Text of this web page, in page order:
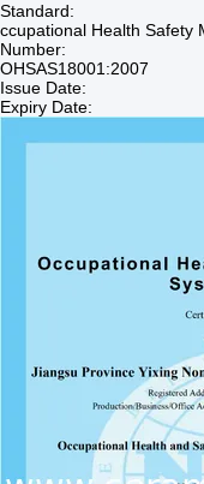
Standard:
ccupational Health Safety
Number:
OHSAS18001:2007
Issue Date:
Expiry Date: